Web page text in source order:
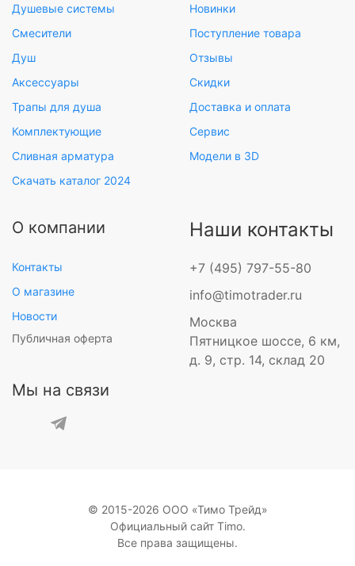
Душевые системы
Смесители
Душ
Аксессуары
Трапы для душа
Комплектующие
Сливная арматура
Скачать каталог 2024
Новинки
Поступление товара
Отзывы
Скидки
Доставка и оплата
Сервис
Модели в 3D
О компании
Контакты
О магазине
Новости
Публичная оферта
Мы на связи
Наши контакты
+7 (495) 797-55-80
info@timotrader.ru
Москва
Пятницкое шоссе, 6 км,
д. 9, стр. 14, склад 20
© 2015-2026 ООО «Тимо Трейд»
Официальный сайт Timo.
Все права защищены.